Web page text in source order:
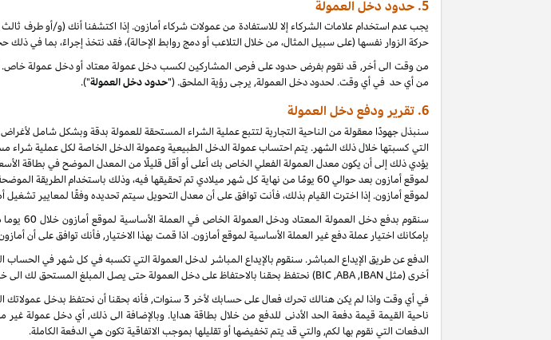
5. حدود دخل العمولة
يجب عدم استخدام علامات الشركاء إلا للاستفادة من عمولات شركاء أمازون. إذا اكتشفنا أنك (و/أو طرف
حركة الزوار نفسها (على سبيل المثال، من خلال التلاعب أو دمج روابط الإحالة)، فقد نتخذ إجراءً، بما في
من وقت الى أخر, قد نقوم بفرض حدود على فرص المشاركين لكسب دخل عمولة معتاد أو دخل عمولة خاص.
من أي حد في أي وقت. لحدود دخل العمولة, يرجى رؤية الملحق. ("حدود دخل العمولة").
6. تقرير ودفع دخل العمولة
سنبذل جهودًا معقولة من الناحية التجارية لتتبع عملية الشراء المستحقة للعمولة بدقة وبشكل شامل
التي كسبتها خلال ذلك الشهر. يتم احتساب عمولة الدخل الطبيعية وعمولة الدخل الخاصة لكل عملية شراء
يؤدي ذلك إلى أن يكون معدل العمولة الفعلي الخاص بك أعلى أو أقل قليلًا من المعدل الموضح في بطاقة
لموقع أمازون بعد حوالي 60 يومًا من نهاية كل شهر ميلادي تم تحقيقها فيه، وذلك
لموقع أمازون. إذا اخترت القيام بذلك، فأنت توافق على أن معدل التحويل سيتم تحديده وفقًا لمعايير تشغيل
سنقوم
بإمكانك اختيار عملة دفع غير العملة الأساسية لموقع أمازون. اذا قمت بهذا الاختيار, فأنك توافق على أن
الدفع عن طريق الإيداع المباشر. سنقوم بالإيداع المباشر لدخل العمولة التي تكسبه في كل شهر في
أخرى (مثلIBAN
,
ABA
,
BIC) نحتفظ بحقنا بالاحتفاظ على دخل العمولة حتى يصل المبلغ المستحق لك
ناحية القيمة قيمة دفعة الحد الأدنى للدفع من خلال بطاقة هدايا. وبالإضافة الى ذلك, أي دخل عمولة
الدفعات التي نقوم بها لكم, والتي قد يتم تخفيضها أو تقليلها بموجب الاتفاقية تكون هي الدفعة الكاملة.